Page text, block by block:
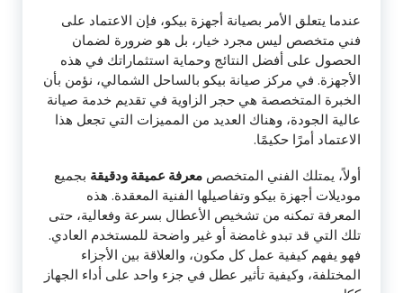
عندما يتعلق الأمر بصيانة أجهزة بيكو، فإن الاعتماد على
فني متخصص ليس مجرد خيار، بل هو ضرورة لضمان
الحصول على أفضل النتائج وحماية استثماراتك في هذه
الأجهزة. في مركز صيانة بيكو بالساحل الشمالي، نؤمن بأن
الخبرة المتخصصة هي حجر الزاوية في تقديم خدمة صيانة
عالية الجودة، وهناك العديد من المميزات التي تجعل هذا
الاعتماد أمرًا حكيمًا.
أولاً، يمتلك الفني المتخصص معرفة عميقة ودقيقة بجميع
موديلات أجهزة بيكو وتفاصيلها الفنية المعقدة. هذه
المعرفة تمكنه من تشخيص الأعطال بسرعة وفعالية، حتى
تلك التي قد تبدو غامضة أو غير واضحة للمستخدم العادي.
فهو يفهم كيفية عمل كل مكون، والعلاقة بين الأجزاء
المختلفة، وكيفية تأثير عطل في جزء واحد على أداء الجهاز